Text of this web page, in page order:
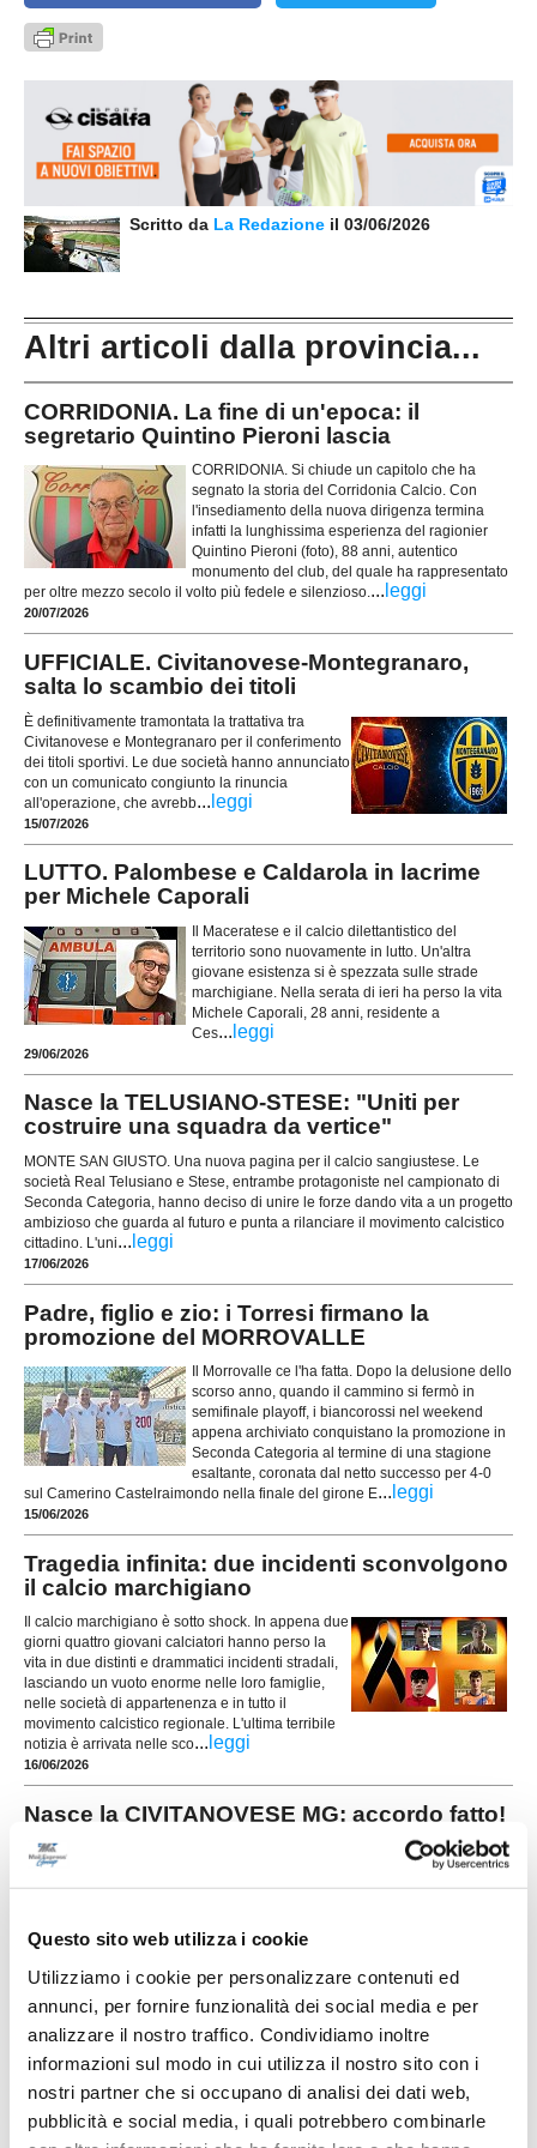
Questo sito web utilizza i cookie
Utilizziamo i cookie per personalizzare contenuti ed
annunci, per fornire funzionalità dei social media e per
analizzare il nostro traffico. Condividiamo inoltre
informazioni sul modo in cui utilizza il nostro sito con i
nostri partner che si occupano di analisi dei dati web,
pubblicità e social media, i quali potrebbero combinarle
Scritto da La Redazione il 03/06/2026
Altri articoli dalla provincia...
CORRIDONIA. La fine di un'epoca: il
segretario Quintino Pieroni lascia
CORRIDONIA. Si chiude un capitolo che ha
segnato la storia del Corridonia Calcio. Con
l'insediamento della nuova dirigenza termina
infatti la lunghissima esperienza del ragionier
Quintino Pieroni (foto), 88 anni, autentico
monumento del club, del quale ha rappresentato
per oltre mezzo secolo il volto più fedele e silenzioso.... leggi
20/07/2026
UFFICIALE. Civitanovese-Montegranaro,
salta lo scambio dei titoli
È definitivamente tramontata la trattativa tra
Civitanovese e Montegranaro per il conferimento
dei titoli sportivi. Le due società hanno annunciato
con un comunicato congiunto la rinuncia
all'operazione, che avrebb... leggi
15/07/2026
LUTTO. Palombese e Caldarola in lacrime
per Michele Caporali
Il Maceratese e il calcio dilettantistico del
territorio sono nuovamente in lutto. Un'altra
giovane esistenza si è spezzata sulle strade
marchigiane. Nella serata di ieri ha perso la vita
Michele Caporali, 28 anni, residente a
Ces... leggi
29/06/2026
Nasce la TELUSIANO-STESE: "Uniti per
costruire una squadra da vertice"
MONTE SAN GIUSTO. Una nuova pagina per il calcio sangiustese. Le
società Real Telusiano e Stese, entrambe protagoniste nel campionato di
Seconda Categoria, hanno deciso di unire le forze dando vita a un progetto
ambizioso che guarda al futuro e punta a rilanciare il movimento calcistico
cittadino. L'uni... leggi
17/06/2026
Padre, figlio e zio: i Torresi firmano la
promozione del MORROVALLE
Il Morrovalle ce l'ha fatta. Dopo la delusione dello
scorso anno, quando il cammino si fermò in
semifinale playoff, i biancorossi nel weekend
appena archiviato conquistano la promozione in
Seconda Categoria al termine di una stagione
esaltante, coronata dal netto successo per 4-0
sul Camerino Castelraimondo nella finale del girone E... leggi
15/06/2026
Tragedia infinita: due incidenti sconvolgono
il calcio marchigiano
Il calcio marchigiano è sotto shock. In appena due
giorni quattro giovani calciatori hanno perso la
vita in due distinti e drammatici incidenti stradali,
lasciando un vuoto enorme nelle loro famiglie,
nelle società di appartenenza e in tutto il
movimento calcistico regionale. L'ultima terribile
notizia è arrivata nelle sco... leggi
16/06/2026
Nasce la CIVITANOVESE MG: accordo fatto!
Rossoblu in Eccellenza
CIVITANOVA MARCHE. La Civitanovese riparte
dall’Eccellenza. È stato infatti raggiunto l’accordo
al massimo campionato dilettantistico regionale
"Civitanovese Mg".Nella giornata odierna il
18/06/2026
POTENZA PICENA. Comotto: "In una gara
abbiamo capito la nostra forza"
Il Potenza Picena torna in Promozione e lo fa con un protagonista speciale:
leggi